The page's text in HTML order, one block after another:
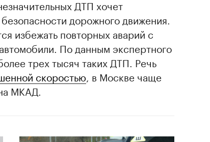
ДТП хочет
дорожного движения.
избежать повторных аварий с
По данным экспертного
трех тысяч таких ДТП. Речь
скоростью , в Москве чаще
МКАД.